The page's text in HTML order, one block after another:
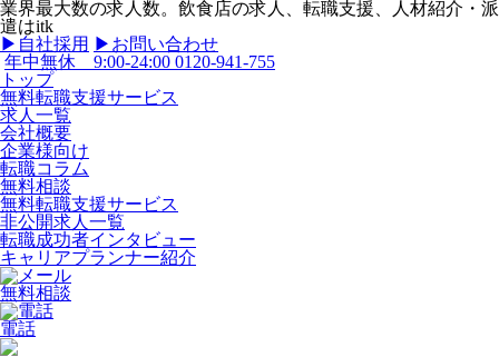
業界最大数の求人数。飲食店の求人、転職支援、人材紹介・派
遣はitk
▶︎自社採用 ▶︎お問い合わせ
年中無休 9:00-24:00 0120-941-755
トップ
無料転職支援サービス
求人一覧
会社概要
企業様向け
転職コラム
無料相談
無料転職支援サービス
非公開求人一覧
転職成功者インタビュー
キャリアプランナー紹介
無料相談
電話